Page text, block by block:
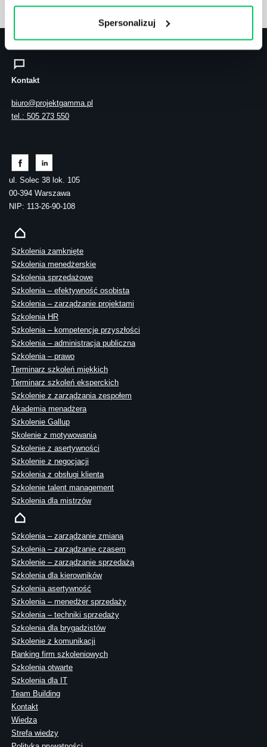
Spersonalizuj
ZAPYTAJ O NASZE ROZWIĄZANIA
Kontakt
biuro@projektgamma.pl
tel.: 505 273 550
ul. Solec 38 lok. 105
00-394 Warszawa
NIP: 113-26-90-108
Szkolenia zamknięte
Szkolenia menedżerskie
Szkolenia sprzedażowe
Szkolenia – efektywność osobista
Szkolenia – zarządzanie projektami
Szkolenia HR
Szkolenia – kompetencje przyszłości
Szkolenia – administracja publiczna
Szkolenia – prawo
Terminarz szkoleń miękkich
Terminarz szkoleń eksperckich
Szkolenie z zarządzania zespołem
Akademia menadżera
Szkolenie Gallup
Skolenie z motywowania
Szkolenie z asertywności
Szkolenie z negocjacji
Szkolenia z obsługi klienta
Szkolenie talent management
Szkolenia dla mistrzów
Szkolenia – zarządzanie zmianą
Szkolenia – zarządzanie czasem
Szkolenie – zarządzanie sprzedażą
Szkolenia dla kierowników
Szkolenia asertywność
Szkolenia – menedżer sprzedaży
Szkolenia – techniki sprzedaży
Szkolenia dla brygadzistów
Szkolenie z komunikacji
Ranking firm szkoleniowych
Szkolenia otwarte
Szkolenia dla IT
Team Building
Kontakt
Wiedza
Strefa wiedzy